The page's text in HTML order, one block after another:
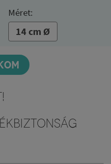
Méret:
14 cm Ø